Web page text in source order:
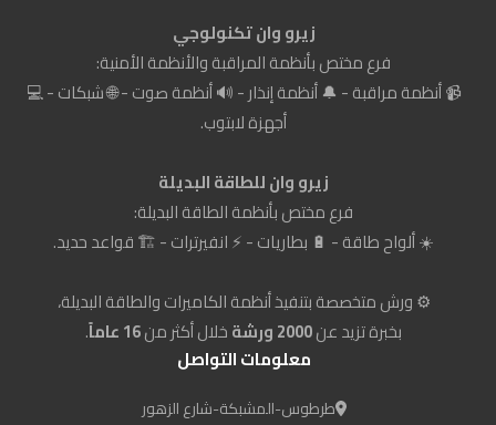
زيرو وان تكنولوجي
فرع مختص بأنظمة المراقبة والأنظمة الأمنية:
📹 أنظمة مراقبة - 🔔 أنظمة إنذار - 🔊 أنظمة صوت - 🌐 شبكات - 💻
أجهزة لابتوب.
زيرو وان للطاقة البديلة
فرع مختص بأنظمة الطاقة البديلة:
☀️ ألواح طاقة - 🔋 بطاريات - ⚡ انفيرترات - 🏗️ قواعد حديد.
⚙️ ورش متخصصة بتنفيذ أنظمة الكاميرات والطاقة البديلة،
بخبرة تزيد عن2000 ورشة خلال أكثر من16 عاماً
.
معلومات التواصل
طرطوس-المشبكة-شارع الزهور